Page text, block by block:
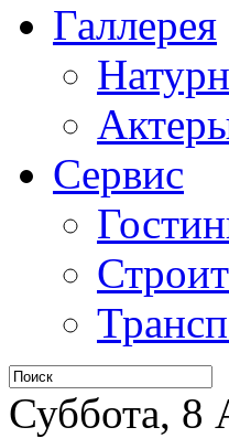
Галлерея
Сервис
Суббота, 8